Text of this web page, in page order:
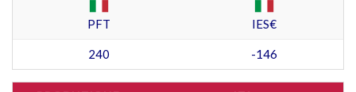
PFT IES€
240 -146